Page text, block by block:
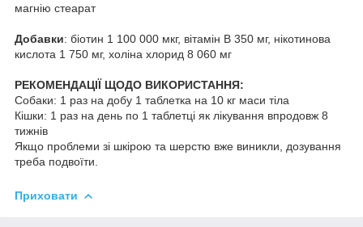
магнію стеарат
Добавки: біотин 1 100 000 мкг, вітамін B 350 мг, нікотинова
кислота 1 750 мг, холіна хлорид 8 060 мг
РЕКОМЕНДАЦІЇ ЩОДО ВИКОРИСТАННЯ:
Собаки: 1 раз на добу 1 таблетка на 10 кг маси тіла
Кішки: 1 раз на день по 1 таблетці як лікування впродовж 8
тижнів
Якщо проблеми зі шкірою та шерстю вже виникли, дозування
треба подвоїти.
Приховати